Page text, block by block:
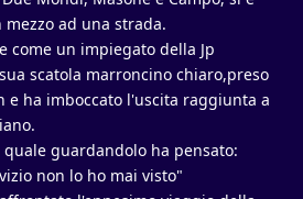
ad una strada.
come un impiegato della Jp
scatola marroncino chiaro,preso
e ha imboccato l'uscita raggiunta a
guardandolo ha pensato:
non lo ho mai visto"